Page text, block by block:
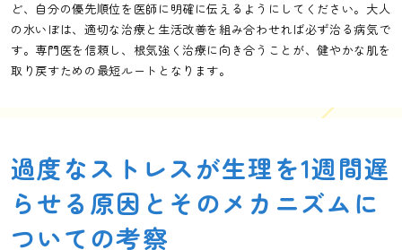
ど、自分の優先順位を医師に明確に伝えるようにしてください。大人
の水いぼは、適切な治療と生活改善を組み合わせれば必ず治る病気で
す。専門医を信頼し、根気強く治療に向き合うことが、健やかな肌を
取り戻すための最短ルートとなります。
過度なストレスが生理を1週間遅
らせる原因とそのメカニズムに
ついての考察